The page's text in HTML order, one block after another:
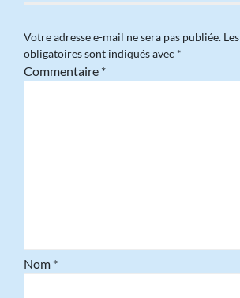
Votre adresse e-mail ne sera pas publiée.
obligatoires sont indiqués avec *
Commentaire *
Nom *